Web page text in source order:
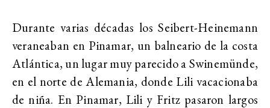
Durante varias décadas los Seibert-Heinemann
veraneaban en Pinamar, un balneario de la costa
Atlántica, un lugar muy parecido a Swinemünde,
en el norte de Alemania, donde Lili vacacionaba
de niña. En Pinamar, Lili y Fritz pasaron largos